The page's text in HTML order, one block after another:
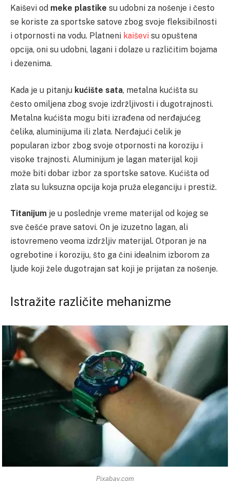
Kaiševi od meke plastike su udobni za nošenje i često
se koriste za sportske satove zbog svoje fleksibilnosti
i otpornosti na vodu. Platneni kaiševi su opuštena
opcija, oni su udobni, lagani i dolaze u različitim bojama
i dezenima.
Kada je u pitanju kućište sata, metalna kućišta su
često omiljena zbog svoje izdržljivosti i dugotrajnosti.
Metalna kućišta mogu biti izrađena od nerđajućeg
čelika, aluminijuma ili zlata. Nerđajući čelik je
popularan izbor zbog svoje otpornosti na koroziju i
visoke trajnosti. Aluminijum je lagan materijal koji
može biti dobar izbor za sportske satove. Kućišta od
zlata su luksuzna opcija koja pruža eleganciju i prestiž.
Titanijum je u poslednje vreme materijal od kojeg se
sve češće prave satovi. On je izuzetno lagan, ali
istovremeno veoma izdržljiv materijal. Otporan je na
ogrebotine i koroziju, što ga čini idealnim izborom za
ljude koji žele dugotrajan sat koji je prijatan za nošenje.
Istražite različite mehanizme
Pixabay.com